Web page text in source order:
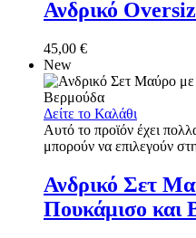
Ανδρικό
45,00 €
New
Δείτε το Καλάθι
Αυτό το προϊόν έχει
μπορούν να επιλεγούν
Ανδρικό Σετ
Πουκάμισο και